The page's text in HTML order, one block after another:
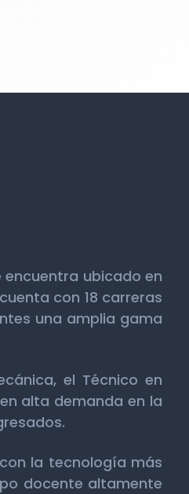
encuentra ubicado en
con 18 carreras
una amplia gama
el Técnico en
alta demanda en la
la tecnología más
docente altamente